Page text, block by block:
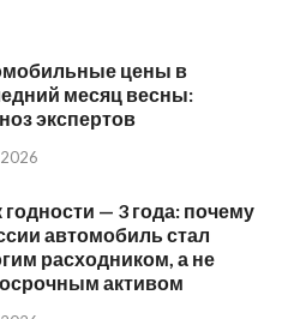
цены в
месяц весны:
экспертов
— 3 года: почему
автомобиль стал
расходником, а не
активом